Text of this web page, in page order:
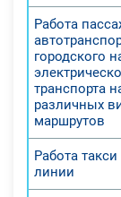
Работа
городского
транспорта
различных
маршрутов
Работа такси
линии